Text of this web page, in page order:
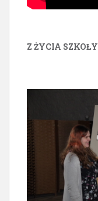
Z ŻYCIA SZKOŁY